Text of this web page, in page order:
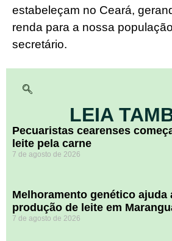
estabeleçam no Ceará,
renda para a nossa
secretário.
LEIA
Pecuaristas cearenses
leite pela carne
7 de agosto de 2026
Melhoramento genético ajuda
produção de leite em
7 de agosto de 2026